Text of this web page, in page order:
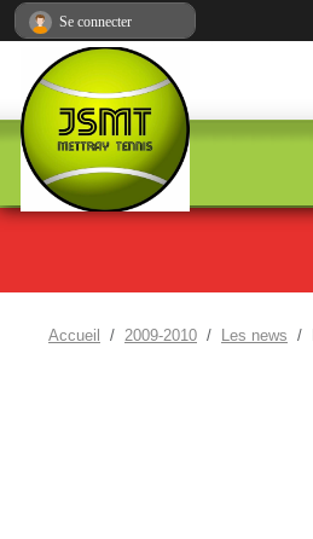
Accueil 2009-2010 Les news
Se connecter
Panneau de gestion des cookies